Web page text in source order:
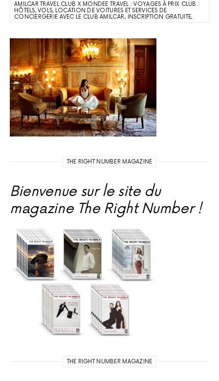
AMILCAR TRAVEL CLUB X MONDEE TRAVEL : VOYAGES À PRIX CLUB :
HÔTELS, VOLS, LOCATION DE VOITURES ET SERVICES DE
CONCIERGERIE AVEC LE CLUB AMILCAR. INSCRIPTION GRATUITE.
THE RIGHT NUMBER MAGAZINE
Bienvenue sur le site du
magazine The Right Number !
THE RIGHT NUMBER MAGAZINE